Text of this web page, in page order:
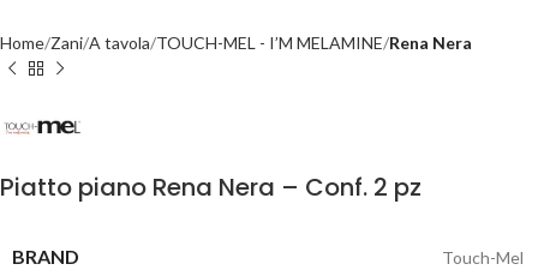
Home Zani A tavola TOUCH-MEL - I’M MELAMINE Rena Nera
Piatto piano Rena Nera – Conf. 2 pz
BRAND Touch-Mel